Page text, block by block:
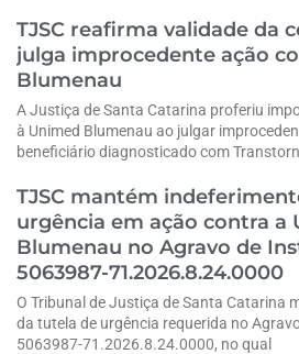
TJSC reafirma validade da
julga improcedente ação
Blumenau
A Justiça de Santa Catarina proferiu
à Unimed Blumenau ao julgar
beneficiário diagnosticado com
TJSC mantém
urgência em ação contra a
Blumenau no Agravo de
5063987-71.2026.8.24.0000
O Tribunal de Justiça de Santa Catarina
da tutela de urgência requerida no
5063987-71.2026.8.24.0000, no qual